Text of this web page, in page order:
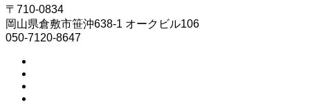
〒710-0834
岡山県倉敷市笹沖638-1 オークビル106
050-7120-8647